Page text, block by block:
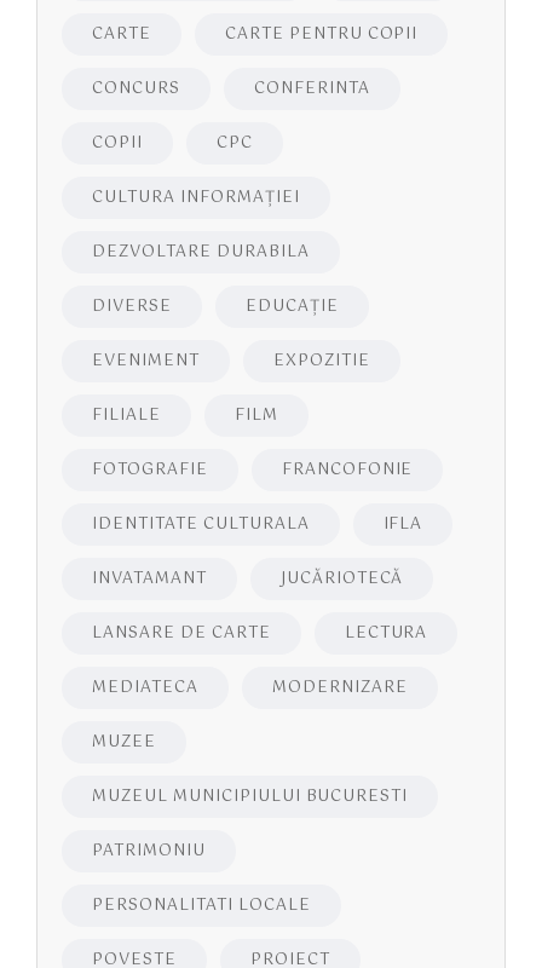
CARTE CARTE PENTRU COPII
CONCURS CONFERINTA
COPII CPC
CULTURA INFORMAŢIEI
DEZVOLTARE DURABILA
DIVERSE EDUCAŢIE
EVENIMENT EXPOZITIE
FILIALE FILM
FOTOGRAFIE FRANCOFONIE
IDENTITATE CULTURALA IFLA
INVATAMANT JUCĂRIOTECĂ
LANSARE DE CARTE LECTURA
MEDIATECA MODERNIZARE
MUZEE
MUZEUL MUNICIPIULUI BUCURESTI
PATRIMONIU
PERSONALITATI LOCALE
POVESTE PROIECT